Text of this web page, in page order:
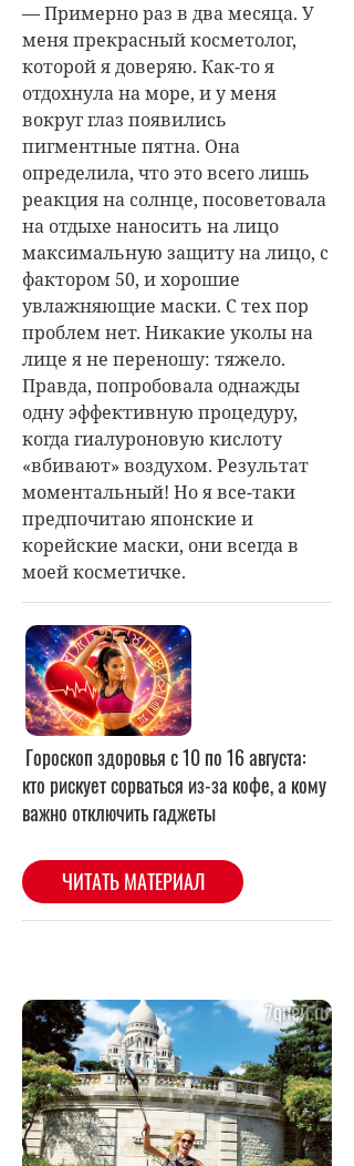
— Примерно раз в два месяца. У
меня прекрасный косметолог,
которой я доверяю. Как-то я
отдохнула на море, и у меня
вокруг глаз появились
пигментные пятна. Она
определила, что это всего лишь
реакция на солнце, посоветовала
на отдыхе наносить на лицо
максимальную защиту на лицо, с
фактором 50, и хорошие
увлажняющие маски. С тех пор
проблем нет. Никакие уколы на
лице я не переношу: тяжело.
Правда, попробовала однажды
одну эффективную процедуру,
когда гиалуроновую кислоту
«вбивают» воздухом. Результат
моментальный! Но я все-таки
предпочитаю японские и
корейские маски, они всегда в
моей косметичке.